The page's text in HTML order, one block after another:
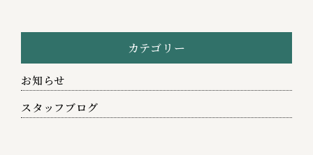
カテゴリー
お知らせ
スタッフブログ